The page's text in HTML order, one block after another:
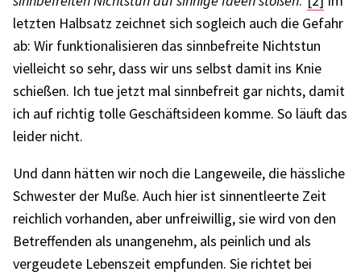
letz­ten Halb­satz zeich­net sich sogleich auch die Gefahr
ab: Wir funk­tio­na­li­sie­ren das sinn­be­freite Nichts­tun
viel­leicht so sehr, dass wir uns selbst damit ins Knie
schie­ßen. Ich tue jetzt mal sinn­be­freit gar nichts, damit
ich auf rich­tig tolle Geschäfts­ideen komme. So läuft das
leider nicht.
Und dann hätten wir noch die Lange­weile, die häss­li­che
Schwes­ter der Muße. Auch hier ist sinn­ent­leerte Zeit
reich­lich vorhan­den, aber unfrei­wil­lig, sie wird von den
Betref­fen­den als unan­ge­nehm, als pein­lich und als
vergeu­dete Lebens­zeit empfun­den. Sie rich­tet bei